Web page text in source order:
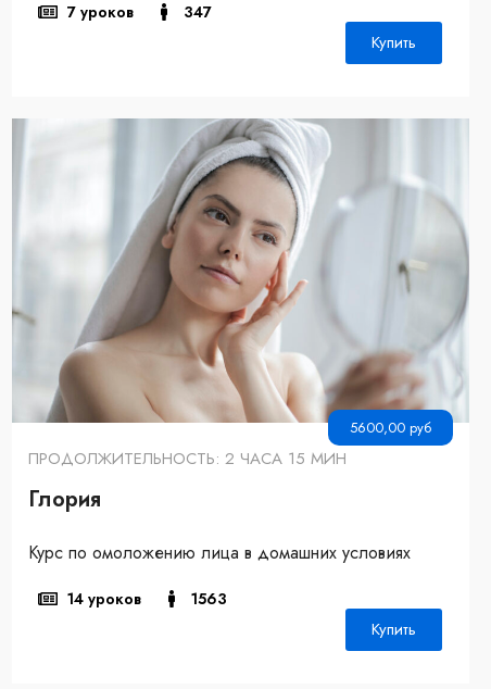
7 уроков 347
Купить
5600,00 руб
ПРОДОЛЖИТЕЛЬНОСТЬ: 2 ЧАСА 15 МИН
Глория
Курс по омоложению лица в домашних условиях
14 уроков 1563
Купить